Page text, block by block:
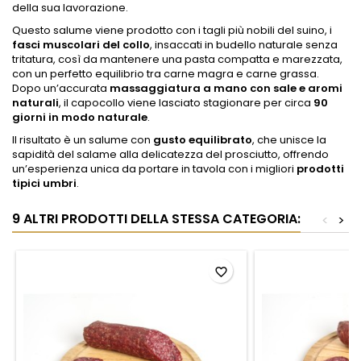
della sua lavorazione.
Questo salume viene prodotto con i tagli più nobili del suino, i
fasci muscolari del collo, insaccati in budello naturale senza
tritatura, così da mantenere una pasta compatta e marezzata,
con un perfetto equilibrio tra carne magra e carne grassa.
Dopo un’accurata massaggiatura a mano con sale e aromi
naturali, il capocollo viene lasciato stagionare per circa 90
giorni in modo naturale.
Il risultato è un salume con gusto equilibrato, che unisce la
sapidità del salame alla delicatezza del prosciutto, offrendo
un’esperienza unica da portare in tavola con i migliori prodotti
tipici umbri.
9 ALTRI PRODOTTI DELLA STESSA CATEGORIA: >
<
favorite_border